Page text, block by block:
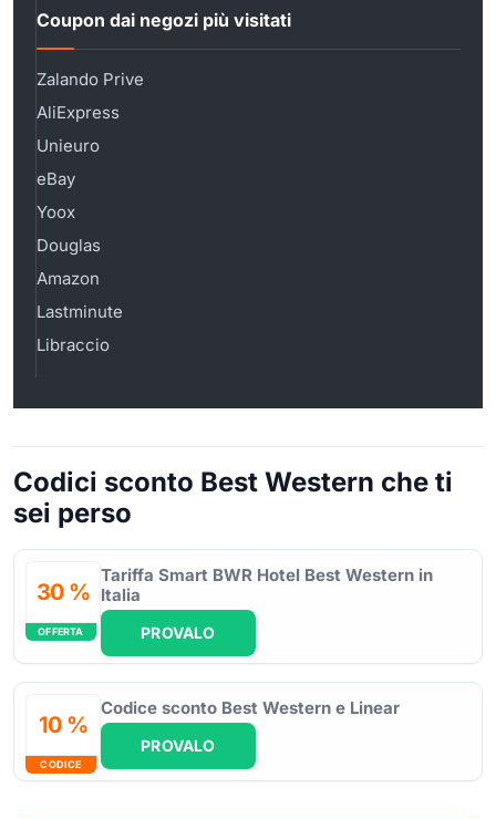
Coupon dai negozi più visitati
Zalando Prive
AliExpress
Unieuro
eBay
Yoox
Douglas
Amazon
Lastminute
Libraccio
Codici sconto Best Western che ti
sei perso
30 %
OFFERTA
Tariffa Smart BWR Hotel Best Western in
Italia
PROVALO
10 %
CODICE
Codice sconto Best Western e Linear
PROVALO